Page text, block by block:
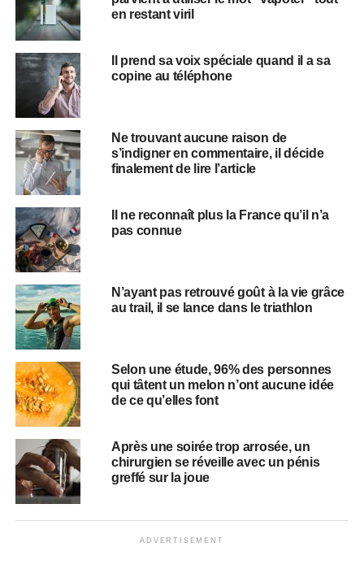
en restant viril
Il prend sa voix spéciale quand il a sa
copine au téléphone
Ne trouvant aucune raison de
s’indigner en commentaire, il décide
finalement de lire l’article
Il ne reconnaît plus la France qu’il n’a
pas connue
N’ayant pas retrouvé goût à la vie grâce
au trail, il se lance dans le triathlon
Selon une étude, 96% des personnes
qui tâtent un melon n’ont aucune idée
de ce qu’elles font
Après une soirée trop arrosée, un
chirurgien se réveille avec un pénis
greffé sur la joue
ADVERTISEMENT